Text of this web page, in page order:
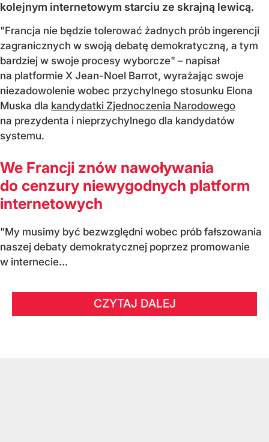
kolejnym internetowym starciu ze skrajną lewicą.
"Francja nie będzie tolerować żadnych prób ingerencji
zagranicznych w swoją debatę demokratyczną, a tym
bardziej w swoje procesy wyborcze" – napisał
na platformie X Jean-Noel Barrot, wyrażając swoje
niezadowolenie wobec przychylnego stosunku Elona
Muska dla kandydatki Zjednoczenia Narodowego
na prezydenta i nieprzychylnego dla kandydatów
systemu.
We Francji znów nawoływania
do cenzury niewygodnych platform
internetowych
"My musimy być bezwzględni wobec prób fałszowania
naszej debaty demokratycznej poprzez promowanie
w internecie...
CZYTAJ DALEJ